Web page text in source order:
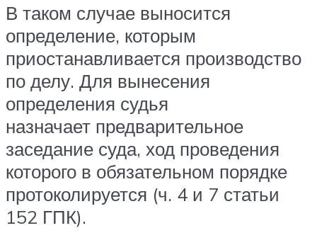
В таком случае выносится
определение, которым
приостанавливается производство
по делу. Для вынесения
определения судья
назначает предварительное
заседание суда, ход проведения
которого в обязательном порядке
протоколируется (ч. 4 и 7 статьи
152 ГПК).